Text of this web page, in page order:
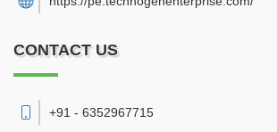
CONTACT US
+91 - 6352967715